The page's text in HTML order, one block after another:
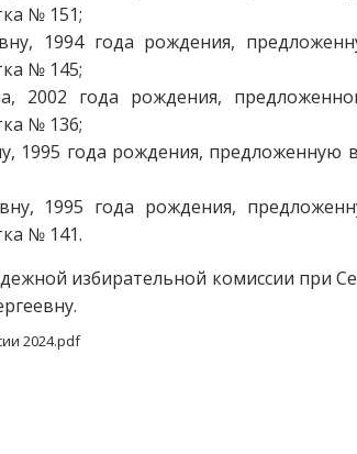
№ 151;
1994 года рождения,
№ 145;
2002 года рождения,
№ 136;
1995 года рождения,
1995 года рождения,
№ 141.
избирательной комиссии при
2024.pdf